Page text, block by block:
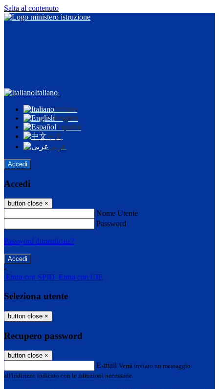
Salta al contenuto
Italiano
Italiano
English
Español
中文
عربى
Accedi
Accedi
button close ×
Nome Utente
Password
Password dimenticata?
-
Entra con SPID Entra con CIE
Seleziona utente
button close ×
Recupero password
button close ×
E-mail Verrà inviato un messaggio
all'indirizzo indicato con le istruzioni necessarie.